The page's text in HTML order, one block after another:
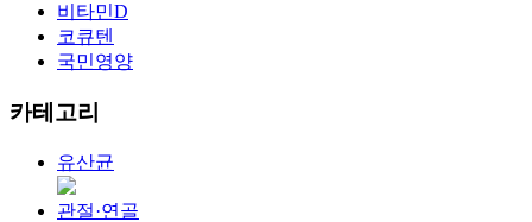
비타민D
코큐텐
국민영양
카테고리
유산균
관절·연골